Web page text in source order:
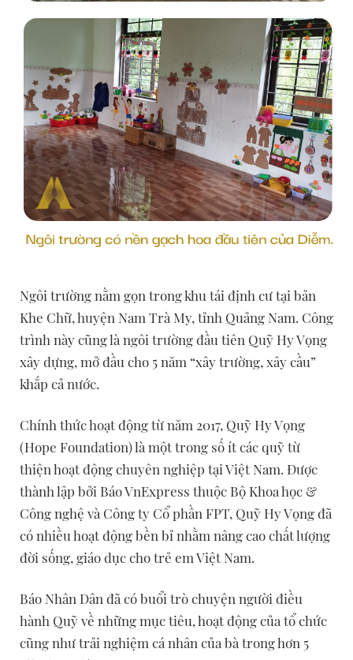
Ngôi trường nằm gọn trong khu tái định cư tại bản
Khe Chữ, huyện Nam Trà My, tỉnh Quảng Nam. Công
trình này cũng là ngôi trường đầu tiên Quỹ Hy Vọng
xây dựng, mở đầu cho 5 năm “xây trường, xây cầu”
khắp cả nước.
Chính thức hoạt động từ năm 2017, Quỹ Hy Vọng
(Hope Foundation) là một trong số ít các quỹ từ
thiện hoạt động chuyên nghiệp tại Việt Nam. Được
thành lập bởi Báo VnExpress thuộc Bộ Khoa học &
Công nghệ và Công ty Cổ phần FPT, Quỹ Hy Vọng đã
có nhiều hoạt động bền bỉ nhằm nâng cao chất lượng
đời sống, giáo dục cho trẻ em Việt Nam.
Báo Nhân Dân đã có buổi trò chuyện người điều
hành Quỹ về những mục tiêu, hoạt động của tổ chức
cũng như trải nghiệm cá nhân của bà trong hơn 5